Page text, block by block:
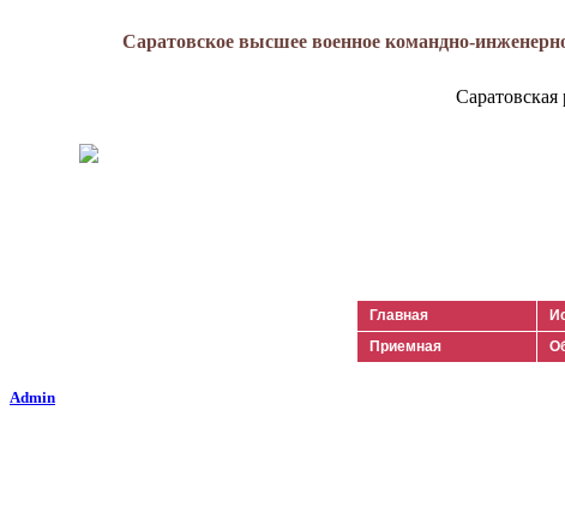
Саратовское высшее военное командно-
Главная
Приемная
Admin